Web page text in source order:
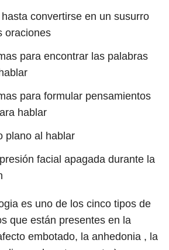
convertirse en un susurro
oraciones
para encontrar las palabras
para formular pensamientos
hablar
plano al hablar
facial apagada durante la
es uno de los cinco tipos de
que están presentes en la
embotado, la anhedonia , la